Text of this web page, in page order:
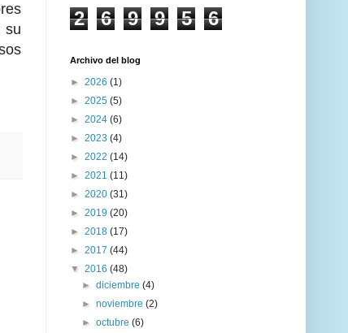
su
2 6 9 9 5 6
Archivo del blog
► 2026 (1)
► 2025 (5)
► 2024 (6)
► 2023 (4)
► 2022 (14)
► 2021 (11)
► 2020 (31)
► 2019 (20)
► 2018 (17)
► 2017 (44)
▼ 2016 (48)
►diciembre(4)
►noviembre(2)
►octubre(6)